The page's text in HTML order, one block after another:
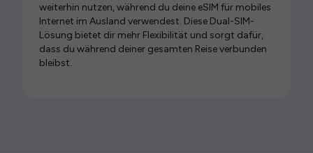
weiterhin nutzen, während du deine eSIM für mobiles
Internet im Ausland verwendest. Diese Dual-SIM-
Lösung bietet dir mehr Flexibilität und sorgt dafür,
dass du während deiner gesamten Reise verbunden
bleibst.